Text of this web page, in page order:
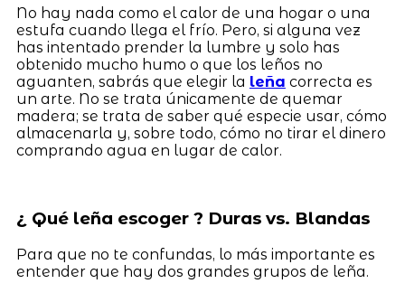
No hay nada como el calor de una hogar o una
estufa cuando llega el frío. Pero, si alguna vez
has intentado prender la lumbre y solo has
obtenido mucho humo o que los leños no
aguanten, sabrás que elegir la leña correcta es
un arte. No se trata únicamente de quemar
madera; se trata de saber qué especie usar, cómo
almacenarla y, sobre todo, cómo no tirar el dinero
comprando agua en lugar de calor.
¿ Qué leña escoger ? Duras vs. Blandas
Para que no te confundas, lo más importante es
entender que hay dos grandes grupos de leña.